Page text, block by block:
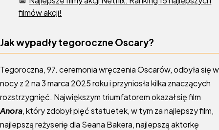
filmów akcji!
Jak wypadły tegoroczne Oscary?
Tegoroczna, 97. ceremonia wręczenia Oscarów, odbyła się w
nocy z 2 na 3 marca 2025 roku i przyniosła kilka znaczących
rozstrzygnięć. Największym triumfatorem okazał się film
Anora, który zdobył pięć statuetek, w tym za najlepszy film,
najlepszą reżyserię dla Seana Bakera, najlepszą aktorkę